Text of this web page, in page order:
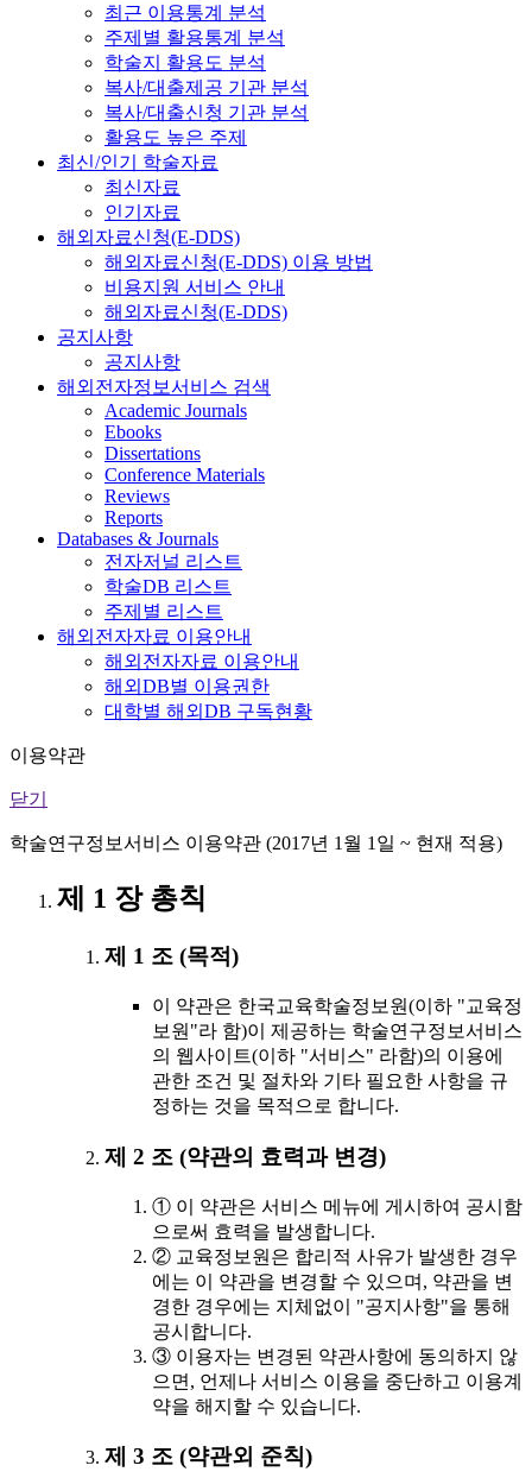
최근 이용통계 분석
주제별 활용통계 분석
학술지 활용도 분석
복사/대출제공 기관 분석
복사/대출신청 기관 분석
활용도 높은 주제
최신/인기 학술자료
최신자료
인기자료
해외자료신청(E-DDS)
해외자료신청(E-DDS) 이용 방법
비용지원 서비스 안내
해외자료신청(E-DDS)
공지사항
공지사항
해외전자정보서비스 검색
Academic Journals
Ebooks
Dissertations
Conference Materials
Reviews
Reports
Databases & Journals
전자저널 리스트
학술DB 리스트
주제별 리스트
해외전자자료 이용안내
해외전자자료 이용안내
해외DB별 이용권한
대학별 해외DB 구독현황
이용약관
닫기
학술연구정보서비스 이용약관 (2017년 1월 1일 ~ 현재 적용)
제 1 장 총칙
제 1 조 (목적)
이 약관은 한국교육학술정보원(이하 "교육정
보원"라 함)이 제공하는 학술연구정보서비스
의 웹사이트(이하 "서비스" 라함)의 이용에
관한 조건 및 절차와 기타 필요한 사항을 규
정하는 것을 목적으로 합니다.
제 2 조 (약관의 효력과 변경)
① 이 약관은 서비스 메뉴에 게시하여 공시함
으로써 효력을 발생합니다.
② 교육정보원은 합리적 사유가 발생한 경우
에는 이 약관을 변경할 수 있으며, 약관을 변
경한 경우에는 지체없이 "공지사항"을 통해
공시합니다.
③ 이용자는 변경된 약관사항에 동의하지 않
으면, 언제나 서비스 이용을 중단하고 이용계
약을 해지할 수 있습니다.
제 3 조 (약관외 준칙)